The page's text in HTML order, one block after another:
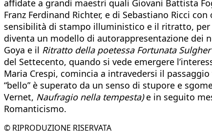
affidate a grandi maestri quali Giovani Battista
Franz Ferdinand Richter, e di Sebastiano Ricci
sensibilità di stampo illuministico e il ritratto, per
diventa un modello di autorappresentazione dei
Goya e il Ritratto della poetessa Fortunata Sulgher
del Settecento, quando si vede emergere
Maria Crespi, comincia a intravedersi il
“bello” è superato da un senso di stupore e
Vernet, Naufragio nella tempesta)e in seguito
Romanticismo.
© RIPRODUZIONE RISERVATA